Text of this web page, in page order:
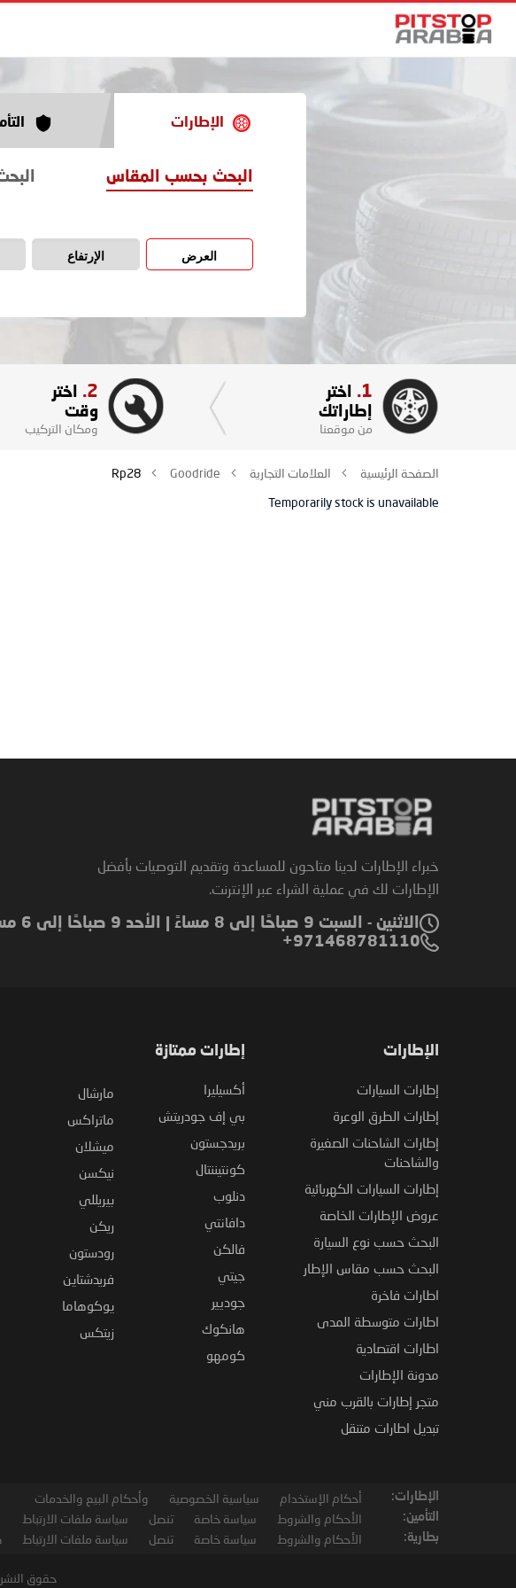
الإطارات
البحث بحسب المقاس
العرض الإرتفاع
1.
اختر
إطاراتك
من موقعنا
2.
اختر
وقت
ومكان التركيب
الصفحة الرئيسية العلامات التجارية Goodride
Rp28
Temporarily stock is unavailable
خبراء الإطارات لدينا متاحون للمساعدة وتقديم التوصيات بأفضل
الإطارات لك في عملية الشراء عبر الإنترنت.
الاثنين - السبت 9 صباحًا إلى 8 مساءً | الأحد 9 صباحًا إلى 6 مساءً
971468781110+
الإطارات
إطارات السيارات
إطارات الطرق الوعرة
إطارات الشاحنات الصغيرة
والشاحنات
إطارات السيارات الكهربائية
عروض الإطارات الخاصة
البحث حسب نوع السيارة
البحث حسب مقاس الإطار
اطارات فاخرة
اطارات متوسطة المدى
اطارات اقتصادية
مدونة الإطارات
متجر إطارات بالقرب مني
تبديل اطارات متنقل
إطارات ممتازة
أكسيليرا
بي إف جودريتش
بريدجستون
كونتيننتال
دنلوب
دافانتي
فالكن
جيتي
جوديير
هانكوك
كومهو
مارشال
ماتراكس
ميشلان
نيكسن
بيريللي
ريكن
رودستون
فريدشتاين
يوكوهاما
زيتكس
الإطارات: أحكام الإستخدام سياسية الخصوصية وأحكام البيع والخدمات
التأمين: الأحكام والشروط سياسة خاصة تنصل سياسة ملفات الارتباط
بطارية: الأحكام والشروط سياسة خاصة تنصل سياسة ملفات الارتباط
حقوق النشر2026 PitStopArabia. كل الحقوق محفوظة